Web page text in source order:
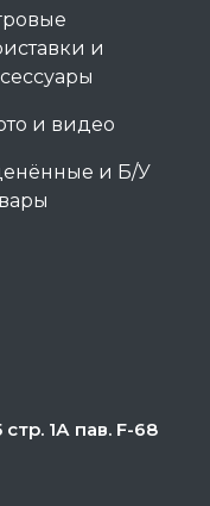
и
и видео
и Б/У
1А пав. F-68